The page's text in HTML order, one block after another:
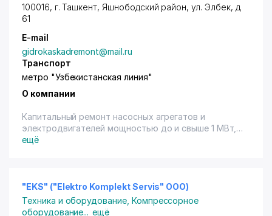
- запасные части для грузовых автомобилей;
- компрессорное оборудование;
- подъемно-тяговое оборудование;
- вентиляционное оборудование;
- складское оборудование;
- двигатели, редукторы;
- запорная арматура;
- подшипники;
- детали контактной сети;
- сварочное оборудование;
- металлопрокат и металлоконструкции
100016, г. Ташкент, Яшнободский район,ул. Элбек, д.
61
E-mail
gidrokaskadremont@mail.ru
Транспорт
метро "Узбекистанская линия"
О компании
Капитальный ремонт насосных агрегатов и
электродвигателей мощностью до и свыше 1 МВт,
производство запасных частей и комплектующих к
ещё
"EKS" ("Elektro Komplekt Servis" ООО)
Техника и оборудование, Компрессорное
оборудование... ещё